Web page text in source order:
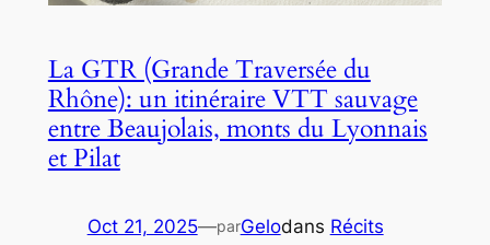
La GTR (Grande Traversée du
Rhône): un itinéraire VTT sauvage
entre Beaujolais, monts du Lyonnais
et Pilat
Oct 21, 2025—parGelodans Récits